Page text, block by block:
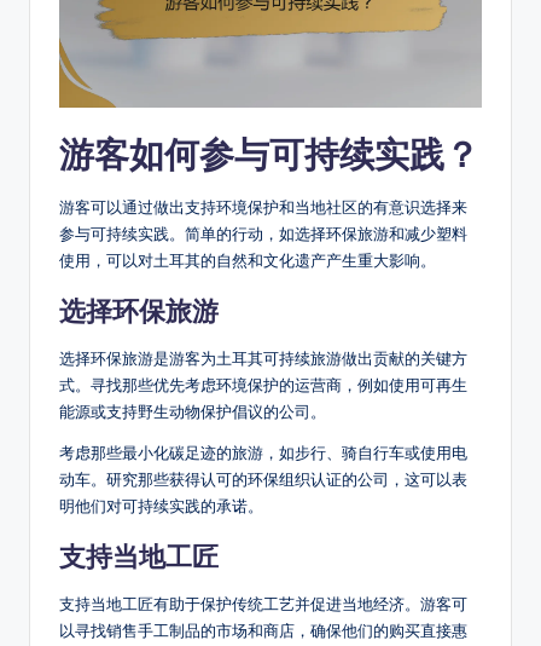
游客如何参与可持续实践？
游客可以通过做出支持环境保护和当地社区的有意识选择来
参与可持续实践。简单的行动，如选择环保旅游和减少塑料
使用，可以对土耳其的自然和文化遗产产生重大影响。
选择环保旅游
选择环保旅游是游客为土耳其可持续旅游做出贡献的关键方
式。寻找那些优先考虑环境保护的运营商，例如使用可再生
能源或支持野生动物保护倡议的公司。
考虑那些最小化碳足迹的旅游，如步行、骑自行车或使用电
动车。研究那些获得认可的环保组织认证的公司，这可以表
明他们对可持续实践的承诺。
支持当地工匠
支持当地工匠有助于保护传统工艺并促进当地经济。游客可
以寻找销售手工制品的市场和商店，确保他们的购买直接惠